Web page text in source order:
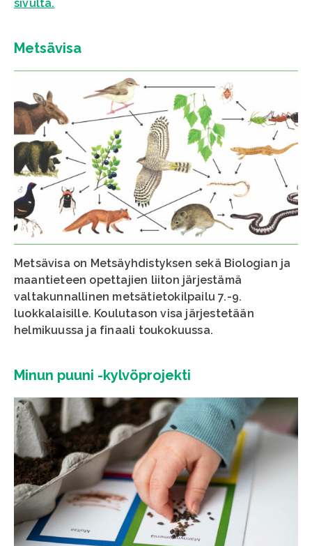
sivulta.
Metsävisa
Metsävisa on Metsäyhdistyksen sekä Biologian ja
maantieteen opettajien liiton järjestämä
valtakunnallinen metsätietokilpailu 7.-9.
luokkalaisille. Koulutason visa järjestetään
helmikuussa ja finaali toukokuussa.
Minun puuni -kylvöprojekti